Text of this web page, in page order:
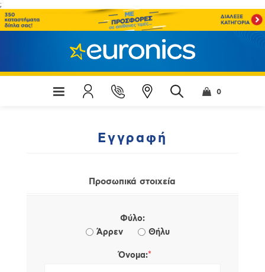
;
0
Εγγραφή
Προσωπικά στοιχεία
Φύλο:
Άρρεν
Θήλυ
Όνομα:*